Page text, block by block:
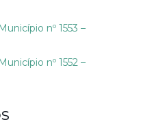
nº 1553 –
nº 1552 –